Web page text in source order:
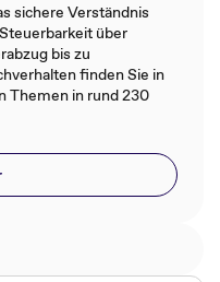
sichere Verständnis
über
bis zu
finden Sie in
Themen in rund 230